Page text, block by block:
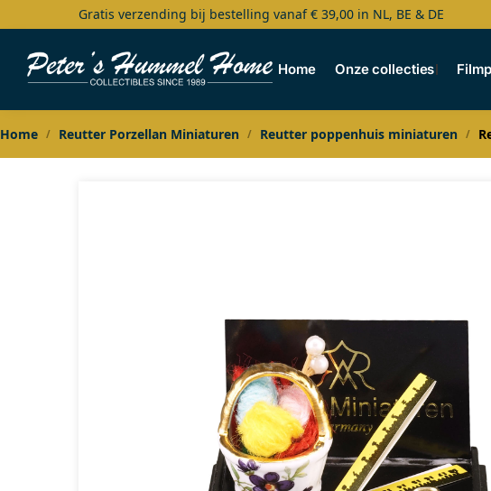
Gratis verzending bij bestelling vanaf € 39,00 in NL, BE & DE
Home Onze collecties
Search
Home / Reutter Porzellan Miniaturen / Reutter poppenhuis miniaturen /